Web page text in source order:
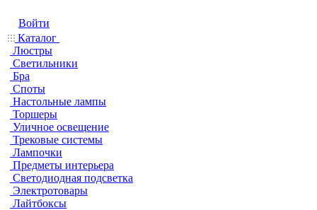
Войти
Каталог
Люстры
Светильники
Бра
Споты
Настольные лампы
Торшеры
Уличное освещение
Трековые системы
Лампочки
Предметы интерьера
Светодиодная подсветка
Электротовары
Лайтбоксы